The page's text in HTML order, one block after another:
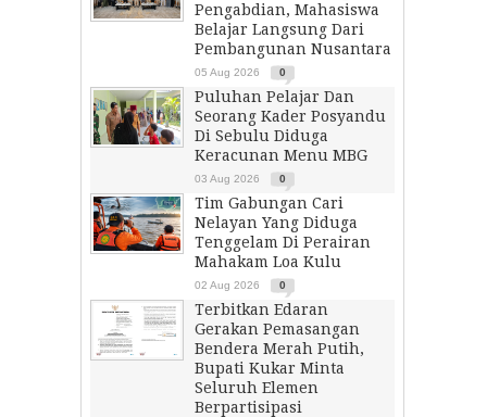
Pengabdian, Mahasiswa
Belajar Langsung Dari
Pembangunan Nusantara
05 Aug 2026 0
Puluhan Pelajar Dan
Seorang Kader Posyandu
Di Sebulu Diduga
Keracunan Menu MBG
03 Aug 2026 0
Tim Gabungan Cari
Nelayan Yang Diduga
Tenggelam Di Perairan
Mahakam Loa Kulu
02 Aug 2026 0
Terbitkan Edaran
Gerakan Pemasangan
Bendera Merah Putih,
Bupati Kukar Minta
Seluruh Elemen
Berpartisipasi